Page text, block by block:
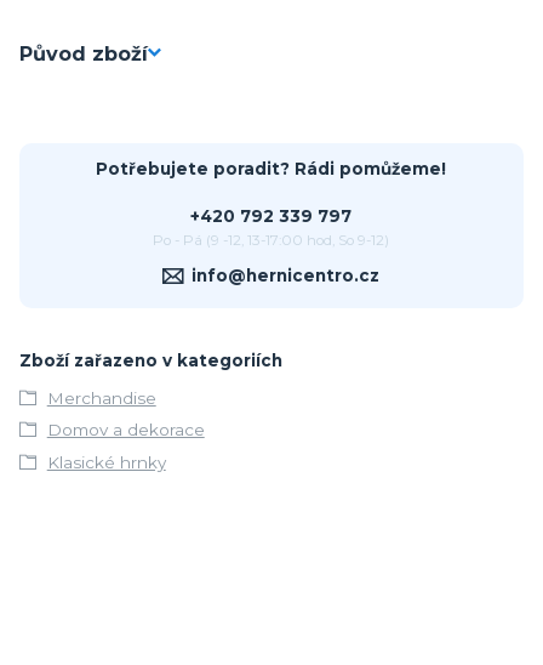
Původ zboží
Potřebujete poradit? Rádi pomůžeme!
+420 792 339 797
Po - Pá (9 -12, 13-17:00 hod, So 9-12)
info@hernicentro.cz
Zboží zařazeno v kategoriích
Merchandise
Domov a dekorace
Klasické hrnky